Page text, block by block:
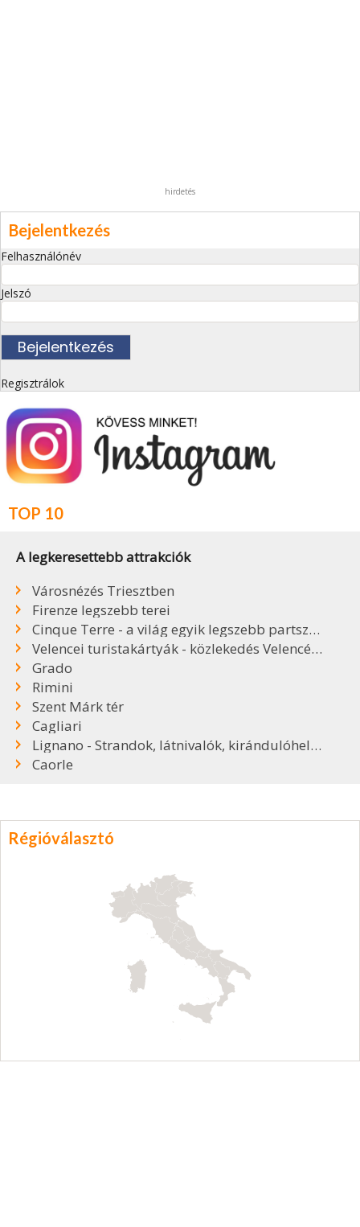
hirdetés
Bejelentkezés
Felhasználónév
Jelszó
Regisztrálok
TOP 10
A legkeresettebb attrakciók
Városnézés Triesztben
Firenze legszebb terei
Cinque Terre - a világ egyik legszebb partszakasza
Velencei turistakártyák - közlekedés Velencében
Grado
Rimini
Szent Márk tér
Cagliari
Lignano - Strandok, látnivalók, kirándulóhelyek
Caorle
Régióválasztó